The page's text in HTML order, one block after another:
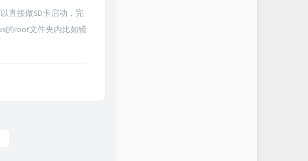
直接做SD卡启动，完
的root文件夹内比如镜